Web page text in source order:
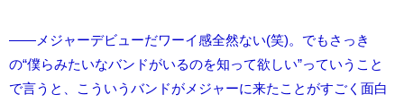
――メジャーデビューだワーイ感全然ない(笑)。でもさっき
の“僕らみたいなバンドがいるのを知って欲しい”っていうこと
で言うと、こういうバンドがメジャーに来たことがすごく面白